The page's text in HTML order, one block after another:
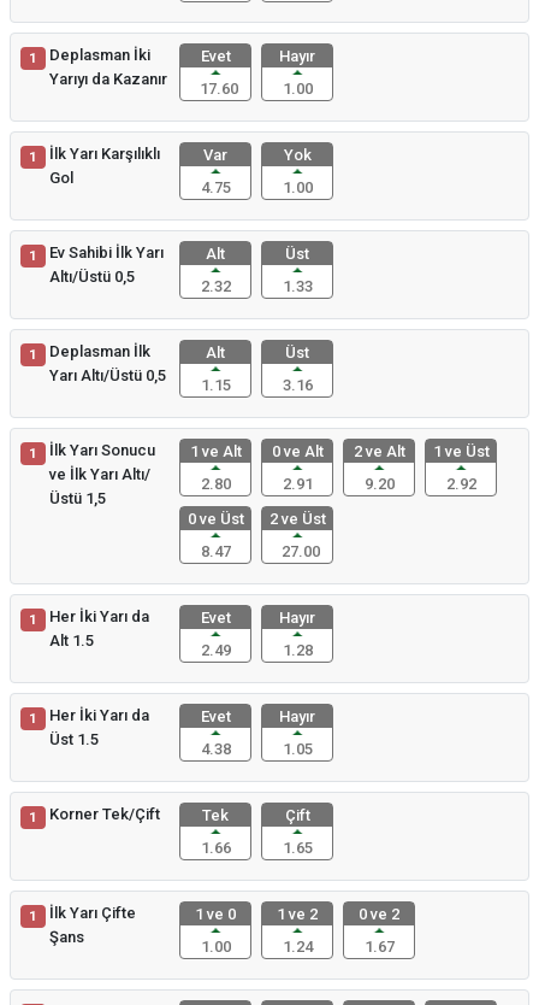
1
Deplasman İki
Yarıyı da Kazanır
Evet
17.60
Hayır
1.00
1
İlk Yarı Karşılıklı
Gol
Var
4.75
Yok
1.00
1
Ev Sahibi İlk Yarı
Altı/Üstü 0,5
Alt
2.32
Üst
1.33
1
Deplasman İlk
Yarı Altı/Üstü 0,5
Alt
1.15
Üst
3.16
1
İlk Yarı Sonucu
ve İlk Yarı Altı/
Üstü 1,5
1 ve Alt
2.80
0 ve Alt
2.91
2 ve Alt
9.20
1 ve Üst
2.92
0 ve Üst
8.47
2 ve Üst
27.00
1
Her İki Yarı da
Alt 1.5
Evet
2.49
Hayır
1.28
1
Her İki Yarı da
Üst 1.5
Evet
4.38
Hayır
1.05
1 Korner Tek/Çift
Tek
1.66
Çift
1.65
1
İlk Yarı Çifte
Şans
1 ve 0
1.00
1 ve 2
1.24
0 ve 2
1.67